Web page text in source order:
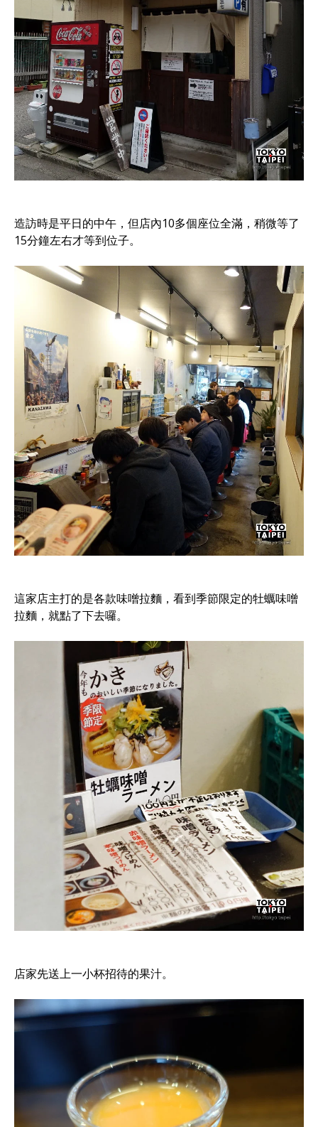
造訪時是平日的中午，但店內10多個座位全滿，稍微等了
15分鐘左右才等到位子。
這家店主打的是各款味噌拉麵，看到季節限定的牡蠣味噌
拉麵，就點了下去囉。
店家先送上一小杯招待的果汁。